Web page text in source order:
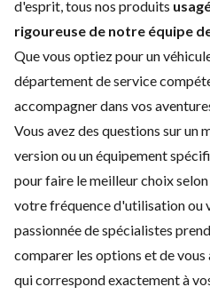
d'esprit, tous nos produits
rigoureuse de notre équipe
Que vous optiez pour un
département de service
accompagner dans vos
Vous avez des questions sur un
version ou un équipement
pour faire le meilleur choix
votre fréquence d'utilisation ou
passionnée de spécialistes
comparer les options et de
qui correspond exactement à